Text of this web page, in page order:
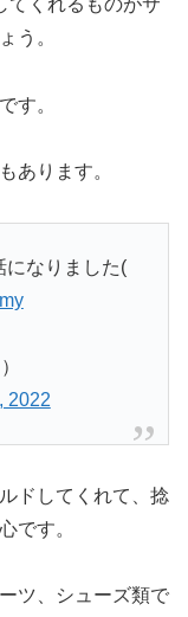
う。
す。
あります。
になりました(
2022
ドしてくれて、捻
です。
ツ、シューズ類で